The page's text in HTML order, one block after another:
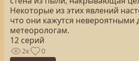
Некоторые из этих явлений
что они кажутся невероятными
метеорологам.
12 серий
2к 0